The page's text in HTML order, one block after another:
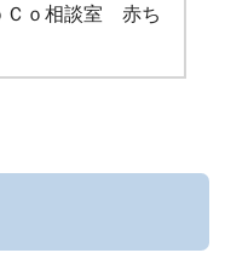
Ｃｏ相談室 赤ち